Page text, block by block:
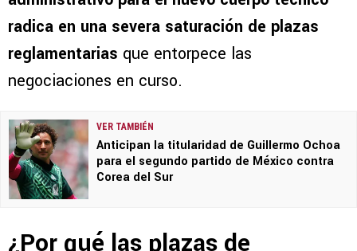
radica en una severa saturación de plazas
reglamentarias que entorpece las
negociaciones en curso.
VER TAMBIÉN
Anticipan la titularidad de Guillermo Ochoa
para el segundo partido de México contra
Corea del Sur
¿Por qué las plazas de